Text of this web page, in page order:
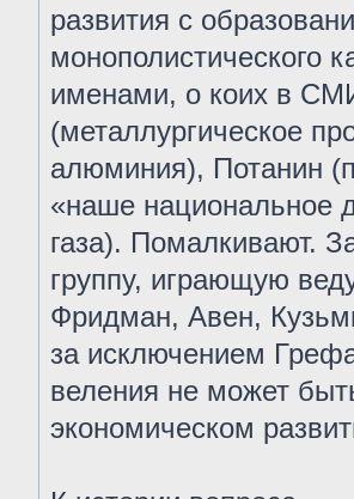
развития с
монополистического
именами, о коих в
(металлургическое
алюминия), Потанин
«наше национальное
газа). Помалкивают.
группу, играющую
Фридман, Авен,
за исключением
веления не может
экономическом